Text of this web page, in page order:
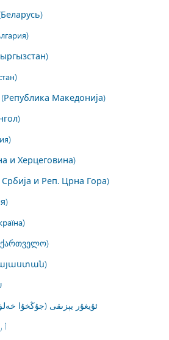
Македонија)
и Херцеговина)
и Реп. Црна Гора)
ئۇيغۇر يېزىقى (جۇڭخۇا